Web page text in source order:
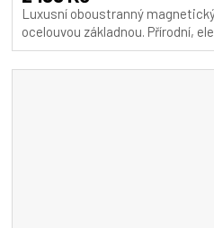
je
5,0
Luxusní oboustranný
ocelouvou základnou. Přírodní,